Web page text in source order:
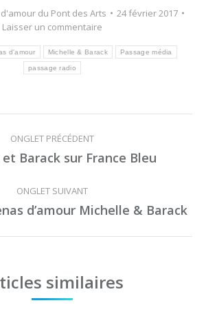
du Pont des Arts
24 février 2017
Laisser un commentaire
d'amour Michelle & Barack Passage média
passage radio
ONGLET PRÉCÉDENT
Onglet
Barack sur France Bleu
ONGLET SUIVANT
Onglet
d’amour Michelle & Barack
similaires